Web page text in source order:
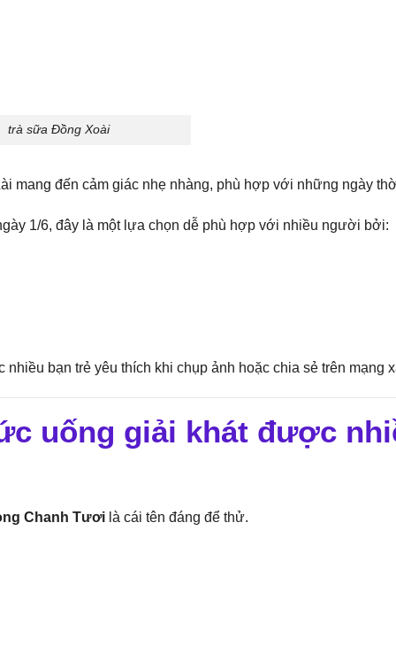
trà sữa Đồng Xoài
mang đến cảm giác nhẹ nhàng, phù hợp với những ngày
1/6, đây là một lựa chọn dễ phù hợp với nhiều người bởi:
bạn trẻ yêu thích khi chụp ảnh hoặc chia sẻ trên mạng
uống giải khát được
Chanh Tươilà cái tên đáng để thử.